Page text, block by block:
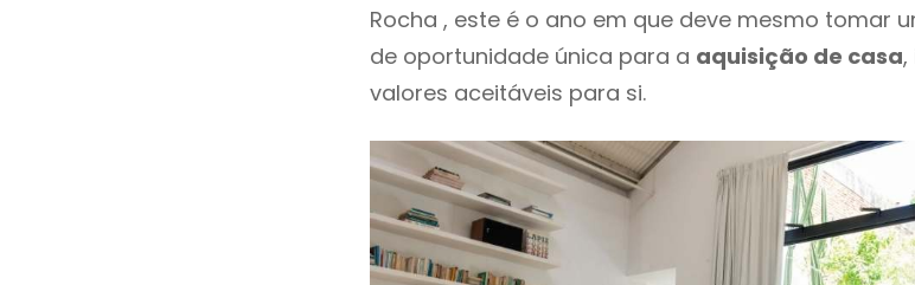
Rocha , este é o ano em que deve mesmo tomar
de oportunidade única para a aquisição de casa,
valores aceitáveis para si.